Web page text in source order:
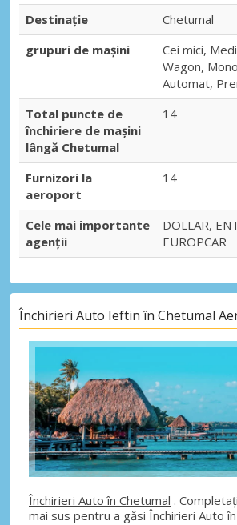
Destinaţie
Chetumal
grupuri de mașini
Cei mici,
Wagon,
Automat,
Total puncte de
închiriere de mașini
lângă Chetumal
14
Furnizori la
aeroport
14
Cele mai importante
agenții
DOLLAR,
EUROPCAR
Închirieri Auto Ieftin în Chetumal
Închirieri Auto în Chetumal .
mai sus pentru a găsi Închirieri Auto